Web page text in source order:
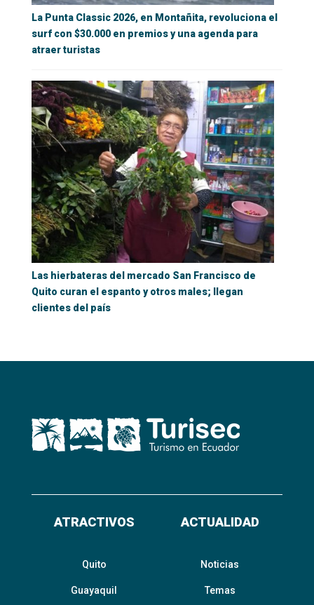
La Punta Classic 2026, en Montañita, revoluciona el
surf con $30.000 en premios y una agenda para
atraer turistas
Las hierbateras del mercado San Francisco de
Quito curan el espanto y otros males; llegan
clientes del país
ATRACTIVOS
Quito
Guayaquil
ACTUALIDAD
Noticias
Temas